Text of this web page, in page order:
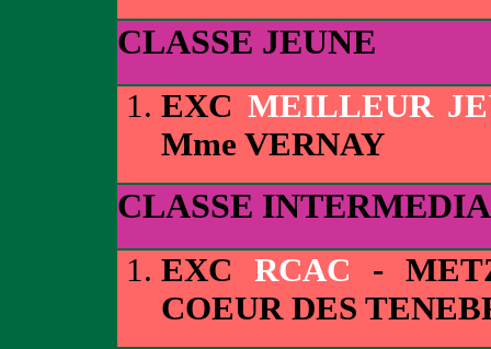
CLASSE JEUNE
EXC MEILLEUR
Mme VERNAY
CLASSE
EXCRCAC -
COEUR DES